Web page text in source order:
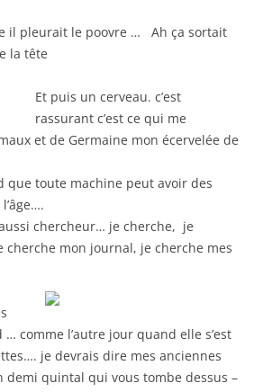
il pleurait le poovre … Ah ça sortait
la tête
Et puis un cerveau. c’est
rassurant c’est ce qui me
et de Germaine mon écervelée de
que toute machine peut avoir des
chercheur… je cherche, je
cherche mon journal, je cherche mes
comme l’autre jour quand elle s’est
je devrais dire mes anciennes
demi quintal qui vous tombe dessus –